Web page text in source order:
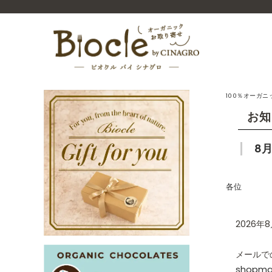
100％オーガニ
お
8
各位
2026年8
メール